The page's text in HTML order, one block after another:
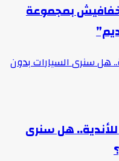
بمجموعة
هل سنرى السيارات بدون
هل سنرى